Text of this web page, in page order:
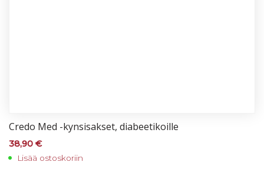
Cre­do Med -kyn­si­sak­set, dia­bee­ti­koil­le
38,90 €
Lisää ostoskoriin